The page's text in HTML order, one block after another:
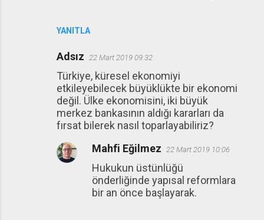
YANITLA
Adsız 22 Mart 2019 09:32
Türkiye, küresel ekonomiyi
etkileyebilecek büyüklükte bir ekonomi
değil. Ülke ekonomisini, iki büyük
merkez bankasının aldığı kararları da
fırsat bilerek nasıl toparlayabiliriz?
Mahfi Eğilmez 22 Mart 2019 10:06
Hukukun üstünlüğü
önderliğinde yapısal reformlara
bir an önce başlayarak.